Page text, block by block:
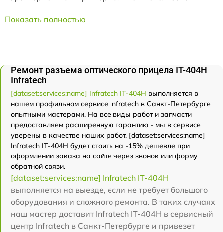
Показать полностью
Ремонт разъема оптического прицела IT-404H
Infratech
[dataset:services:name] Infratech IT-404H выполняется в
нашем профильном сервисе Infratech в Санкт-Петербурге
опытными мастерами. На все виды работ и запчасти
предоставляем расширенную гарантию - мы в сервисе
уверены в качестве наших работ. [dataset:services:name]
Infratech IT-404H будет стоить на -15% дешевле при
оформлении заказа на сайте через звонок или форму
обратной связи.
[dataset:services:name] Infratech IT-404H
выполняется на выезде, если не требует большого
оборудования и сложного ремонта. В таких случаях
наш мастер доставит Infratech IT-404H в сервисный
центр Infratech в Санкт-Петербурге и привезет